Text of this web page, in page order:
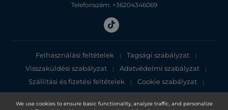
We use cookies to ensure basic functionality, analyze traffic, and personalize
Telefonszám: +36204346069
Felhasználási feltételek | Tagsági szabályzat |
Visszaküldési szabályzat | Adatvédelmi szabályzat |
Szállítási és fizetési feltételek | Cookie szabályzat |
Adatvédelmi tájékoztató